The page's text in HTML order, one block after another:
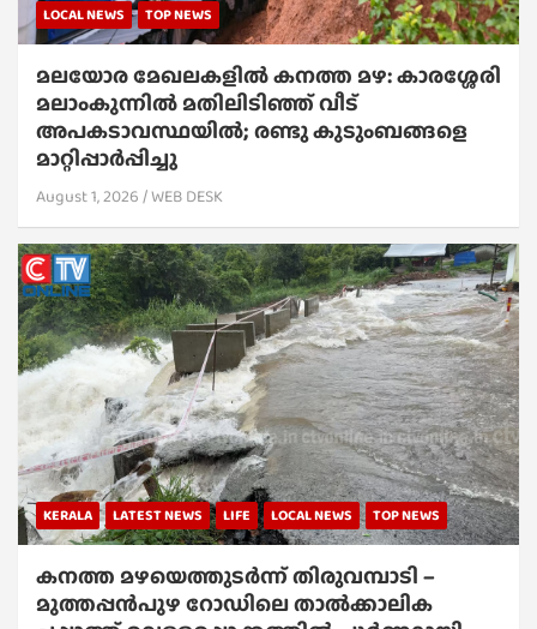
LOCAL NEWS TOP NEWS
മലയോര മേഖലകളിൽ കനത്ത മഴ: കാരശ്ശേരി
മലാംകുന്നിൽ മതിലിടിഞ്ഞ് വീട്
അപകടാവസ്ഥയിൽ; രണ്ടു കുടുംബങ്ങളെ
മാറ്റിപ്പാർപ്പിച്ചു
August 1, 2026 WEB DESK
KERALA LATEST NEWS LIFE LOCAL NEWS TOP NEWS
കനത്ത മഴയെത്തുടർന്ന് തിരുവമ്പാടി –
മുത്തപ്പൻപുഴ റോഡിലെ താൽക്കാലിക